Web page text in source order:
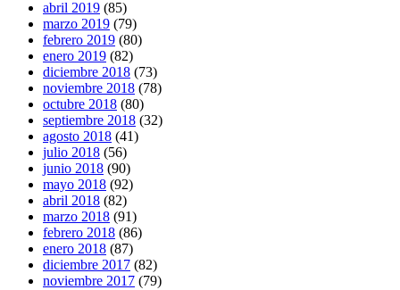
abril 2019 (85)
marzo 2019 (79)
febrero 2019 (80)
enero 2019 (82)
diciembre 2018 (73)
noviembre 2018 (78)
octubre 2018 (80)
septiembre 2018 (32)
agosto 2018 (41)
julio 2018 (56)
junio 2018 (90)
mayo 2018 (92)
abril 2018 (82)
marzo 2018 (91)
febrero 2018 (86)
enero 2018 (87)
diciembre 2017 (82)
noviembre 2017 (79)